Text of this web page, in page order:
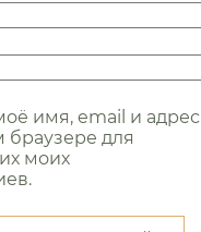
имя, email и адрес
браузере для
моих